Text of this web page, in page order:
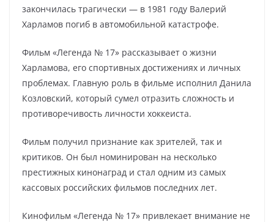
закончилась трагически — в 1981 году Валерий
Харламов погиб в автомобильной катастрофе.
Фильм «Легенда № 17» рассказывает о жизни
Харламова, его спортивных достижениях и личных
проблемах. Главную роль в фильме исполнил Данила
Козловский, который сумел отразить сложность и
противоречивость личности хоккеиста.
Фильм получил признание как зрителей, так и
критиков. Он был номинирован на несколько
престижных кинонаград и стал одним из самых
кассовых российских фильмов последних лет.
Кинофильм «Легенда № 17» привлекает внимание не